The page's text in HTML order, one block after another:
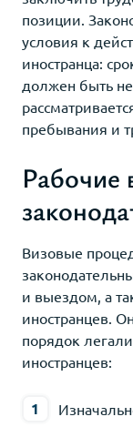
позиции.
условия к
иностранца:
должен быть
пребывания и
Рабочие
Визовые
и выездом, а
иностранцев.
порядок
иностранцев: